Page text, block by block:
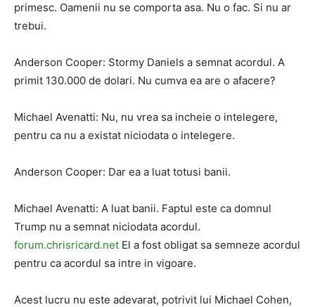
primesc. Oamenii nu se comporta asa. Nu o fac. Si nu ar
trebui.
Anderson Cooper: Stormy Daniels a semnat acordul. A
primit 130.000 de dolari. Nu cumva ea are o afacere?
Michael Avenatti: Nu, nu vrea sa incheie o intelegere,
pentru ca nu a existat niciodata o intelegere.
Anderson Cooper: Dar ea a luat totusi banii.
Michael Avenatti: A luat banii. Faptul este ca domnul
Trump nu a semnat niciodata acordul.
forum.chrisricard.net El a fost obligat sa semneze acordul
pentru ca acordul sa intre in vigoare.
Acest lucru nu este adevarat, potrivit lui Michael Cohen,